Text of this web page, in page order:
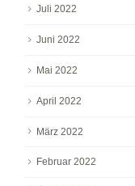
Juli 2022
Juni 2022
Mai 2022
April 2022
März 2022
Februar 2022